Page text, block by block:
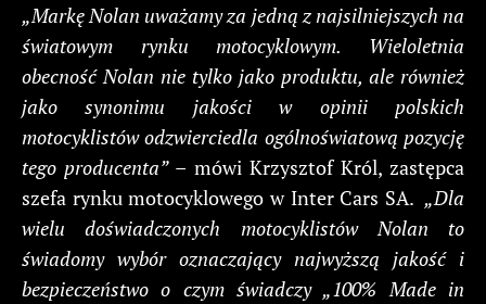
„Markę Nolan uważamy za jedną z najsilniejszych na
światowym rynku motocyklowym. Wieloletnia
obecność Nolan nie tylko jako produktu, ale również
jako synonimu jakości w opinii polskich
motocyklistów odzwierciedla ogólnoświatową pozycję
tego producenta”– mówi Krzysztof Król, zastępca
szefa rynku motocyklowego w Inter Cars SA. „Dla
wielu doświadczonych motocyklistów Nolan to
świadomy wybór oznaczający najwyższą jakość i
bezpieczeństwo o czym świadczy „100% Made in